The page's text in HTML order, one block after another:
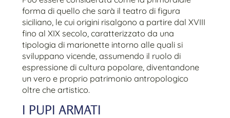
forma di quello che sarà il teatro di figura
siciliano, le cui origini risalgono a partire dal XVIII
fino al XIX secolo, caratterizzato da una
tipologia di marionette intorno alle quali si
sviluppano vicende, assumendo il ruolo di
espressione di cultura popolare, diventandone
un vero e proprio patrimonio antropologico
oltre che artistico.
I PUPI ARMATI